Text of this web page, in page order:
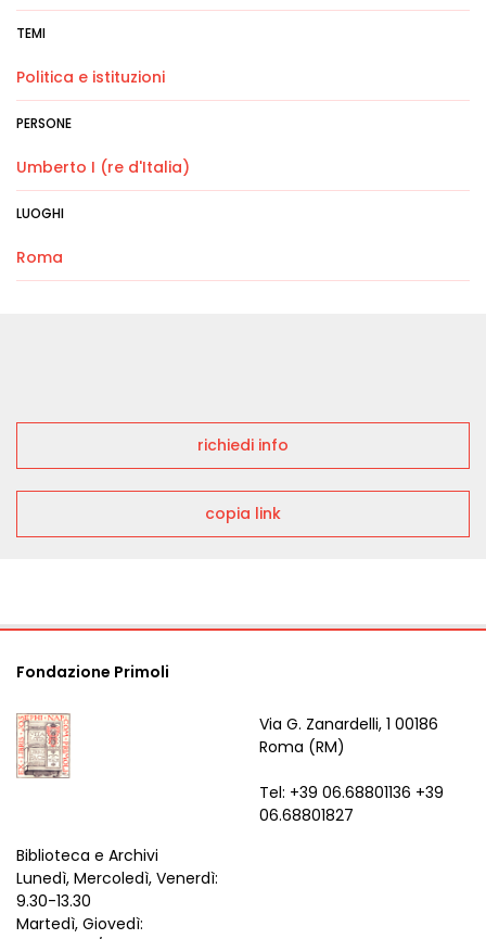
TEMI
Politica e istituzioni
PERSONE
Umberto I (re d'Italia)
LUOGHI
Roma
richiedi info
copia link
Fondazione Primoli
Via G. Zanardelli, 1 00186
Roma (RM)
Tel: +39 06.68801136 +39
06.68801827
Biblioteca e Archivi
Lunedì, Mercoledì, Venerdì:
9.30-13.30
Martedì, Giovedì: